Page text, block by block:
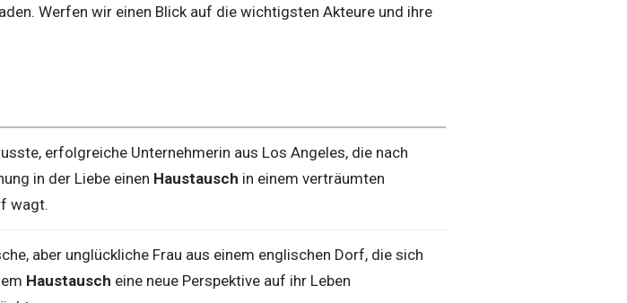
Werfen wir einen Blick auf die wichtigsten Akteure und ihre
erfolgreiche Unternehmerin aus Los Angeles, die nach
in der Liebe einen Haustausch in einem verträumten
wagt.
aber unglückliche Frau aus einem englischen Dorf, die sich
Haustausch eine neue Perspektive auf ihr Leben